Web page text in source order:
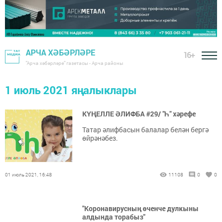
АРЧА ХӘБӘРЛӘРЕ
"Арча хәбәрләре" газетасы - Арча районы
16+
1 июль 2021 яңалыклары
КҮҢЕЛЛЕ ӘЛИФБА #29/ "Һ" хәрефе
Татар әлифбасын балалар белән бергә
өйрәнәбез.
01 июль 2021, 16:48 11108 0 0
"Коронавирусның өченче дулкыны
алдында торабыз"